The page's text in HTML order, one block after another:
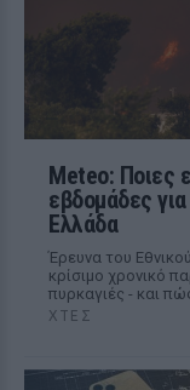
Meteo: Ποιες
εβδομάδες
Ελλάδα
Έρευνα του
κρίσιμο χρονικό
πυρκαγιές - και
ΧΤΕΣ